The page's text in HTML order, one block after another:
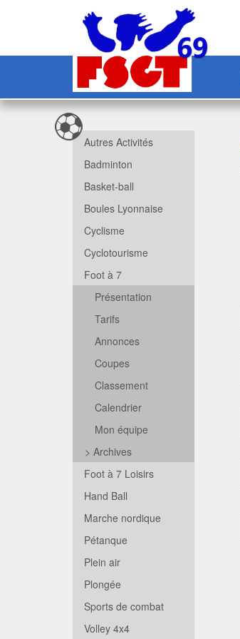
Autres Activités
Badminton
Basket-ball
Boules Lyonnaise
Cyclisme
Cyclotourisme
Foot à 7
Présentation
Tarifs
Annonces
Coupes
Classement
Calendrier
Mon équipe
> Archives
Foot à 7 Loisirs
Hand Ball
Marche nordique
Pétanque
Plein air
Plongée
Sports de combat
Volley 4x4